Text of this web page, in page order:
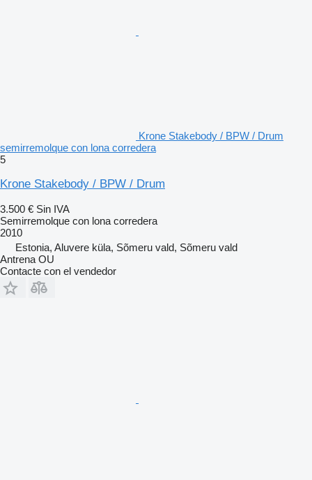
Krone Stakebody / BPW / Drum
semirremolque con lona corredera
5
Krone Stakebody / BPW / Drum
3.500 € Sin IVA
Semirremolque con lona corredera
2010
Estonia, Aluvere küla, Sõmeru vald, Sõmeru vald
Antrena OU
Contacte con el vendedor